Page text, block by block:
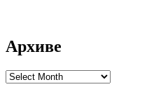
Архиве
Архиве